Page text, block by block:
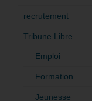
recrutement
Tribune Libre
Emploi
Formation
Jeunesse